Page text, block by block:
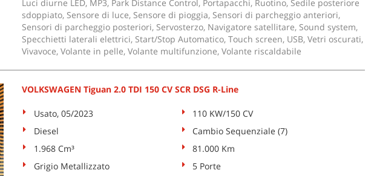
Luci diurne LED, MP3, Park Distance Control, Portapacchi, Ruotino, Sedile posteriore
sdoppiato, Sensore di luce, Sensore di pioggia, Sensori di parcheggio anteriori,
Sensori di parcheggio posteriori, Servosterzo, Navigatore satellitare, Sound system,
Specchietti laterali elettrici, Start/Stop Automatico, Touch screen, USB, Vetri oscurati,
Vivavoce, Volante in pelle, Volante multifunzione, Volante riscaldabile
VOLKSWAGEN Tiguan 2.0 TDI 150 CV SCR DSG R-Line
Usato, 05/2023
110 KW/150 CV
Diesel
Cambio Sequenziale (7)
1.968 Cm³
81.000 Km
Grigio Metallizzato
5 Porte